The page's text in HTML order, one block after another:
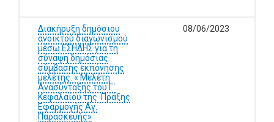
Διακήρυξη δημόσιου
ανοικτού διαγωνισμού
μέσω ΕΣΗΔΗΣ για τη
σύναψη δημόσιας
σύμβασης εκπόνησης
μελέτης: « Μελέτη
Ανασύνταξης του Γ΄
Κεφαλαίου της Πράξης
Εφαρμογής Αγ.
Παρασκευής»
08/06/2023